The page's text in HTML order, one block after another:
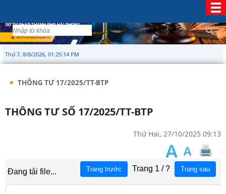
Thứ 7, 8/8/2026, 01:25:15 PM
THÔNG TƯ 17/2025/TT-BTP
THÔNG TƯ SỐ 17/2025/TT-BTP
Thứ Hai, 27/10/2025 09:13